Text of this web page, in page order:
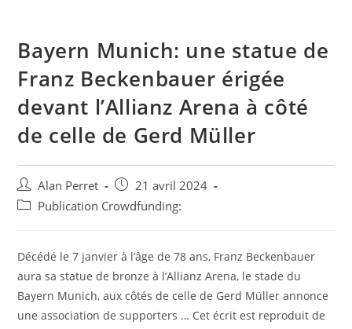
Bayern Munich: une statue de
Franz Beckenbauer érigée
devant l’Allianz Arena à côté
de celle de Gerd Müller
Auteur/autrice
de
Alan Perret
Post
published:
21 avril 2024
PostPublication Crowdfunding:
Décédé le 7 janvier à l’âge de 78 ans, Franz Beckenbauer
aura sa statue de bronze à l’Allianz Arena, le stade du
Bayern Munich, aux côtés de celle de Gerd Müller annonce
une association de supporters … Cet écrit est reproduit de